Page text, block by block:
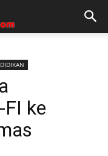
ke